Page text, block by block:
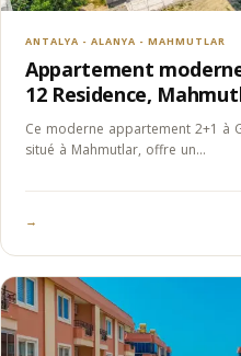
ANTALYA - ALANYA - MAHMUTLAR
Appartement
12 Residence,
Ce moderne appartement 2+1 à
situé à Mahmutlar, offre un…
→